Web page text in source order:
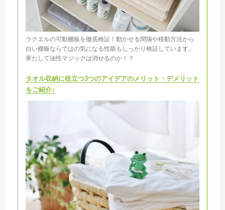
ラクエルの可動棚板を徹底検証！動かせる間隔や移動方法から
白い棚板ならではの気になる性能もしっかり検証しています。
果たして油性マジックは消せるのか！？
タオル収納に役立つ3つのアイデアのメリット・デメリット
をご紹介♪